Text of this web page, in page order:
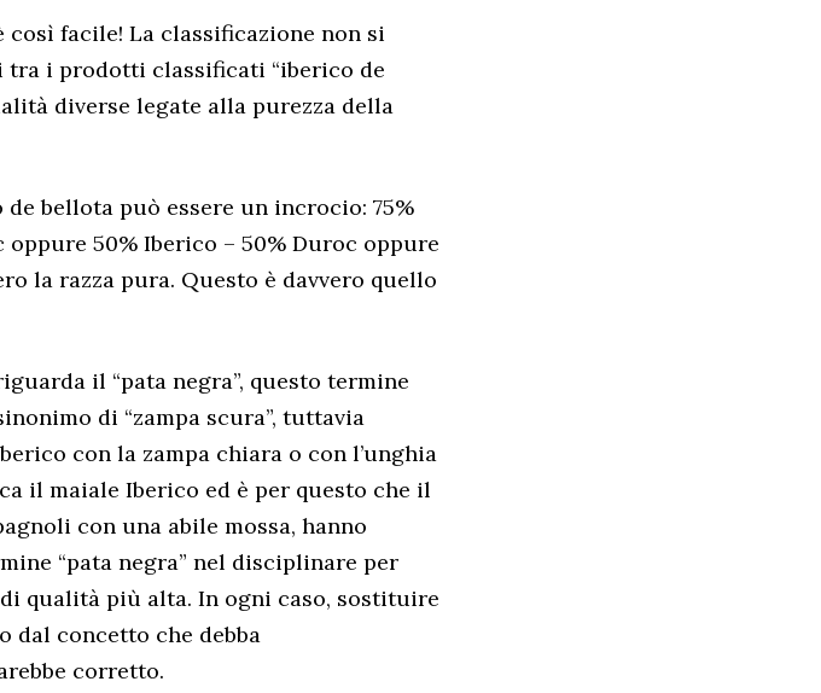
così facile! La classificazione non si
tra i prodotti classificati “iberico de
diverse legate alla purezza della
bellota può essere un incrocio: 75%
oppure 50% Iberico – 50% Duroc oppure
la razza pura. Questo è davvero quello
il “pata negra”, questo termine
di “zampa scura”, tuttavia
con la zampa chiara o con l’unghia
il maiale Iberico ed è per questo che il
con una abile mossa, hanno
“pata negra” nel disciplinare per
qualità più alta. In ogni caso, sostituire
dal concetto che debba
corretto.